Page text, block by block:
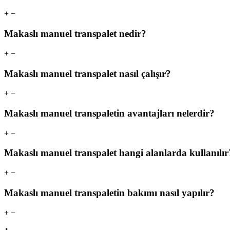
+ −
Makaslı manuel transpalet nedir?
+ −
Makaslı manuel transpalet nasıl çalışır?
+ −
Makaslı manuel transpaletin avantajları nelerdir?
+ −
Makaslı manuel transpalet hangi alanlarda
+ −
Makaslı manuel transpaletin bakımı nasıl yapılır?
+ −